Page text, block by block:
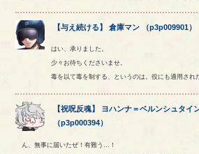
【与え続ける】倉庫マン （p3p009901）
はい、承りました。
少々お待ちくださいませ。
毒を以て毒を制する、というのは。役にも適用され
【祝呪反魂】 ヨハンナ＝ベルンシュタイ
（p3p000394）
ん、無事に届いたぜ！有難う…！